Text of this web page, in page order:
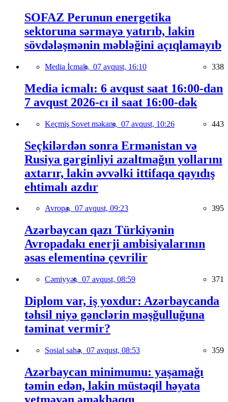
SOFAZ Perunun energetika
sektoruna sərmayə yatırıb, lakin
sövdələşmənin məbləğini açıqlamayıb
Media İcmalı, 07 avqust, 16:10 338
Media icmalı: 6 avqust saat 16:00-dan
7 avqust 2026-cı il saat 16:00-dək
Keçmiş Sovet məkanı, 07 avqust, 10:26 443
Seçkilərdən sonra Ermənistan və
Rusiya gərginliyi azaltmağın yollarını
axtarır, lakin əvvəlki ittifaqa qayıdış
ehtimalı azdır
Avropa, 07 avqust, 09:23 395
Azərbaycan qazı Türkiyənin
Avropadakı enerji ambisiyalarının
əsas elementinə çevrilir
Cəmiyyət, 07 avqust, 08:59 371
Diplom var, iş yoxdur: Azərbaycanda
təhsil niyə gənclərin məşğulluğuna
təminat vermir?
Sosial sahə, 07 avqust, 08:53 359
Azərbaycan minimumu: yaşamağı
təmin edən, lakin müstəqil həyata